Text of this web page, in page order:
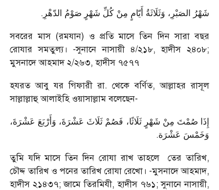
شَهْرُ الصَبْرِ، وَثَلَاثَةُ أَيّامٍ مِنْ كُلِّ شَهْرٍ صَوْمُ الدّهْرِ .
সবরের মাস (রমযান) ও প্রতি মাসে তিন দিন সারা বছর
রোযার সমতুল্য। -সুনানে নাসায়ী ৪/২১৮, হাদীস ২৪০৮;
মুসনাদে আহমাদ ২/২৬৩, হাদীস ৭৫৭৭
হযরত আবু যর গিফারী রা. থেকে বর্ণিত, আল্লাহর রাসূল
সাল্লাল্লাহু আলাইহি ওয়াসাল্লাম বলেছেন-
إِذَا صُمْتَ مِنْ شَهْرٍ ثَلَاثًا، فَصُمْ ثَلَاثَ عَشْرَةَ، وَأَرْبَعَ عَشْرَةَ،
وَخَمْسَ عَشْرَة.
তুমি যদি মাসে তিন দিন রোযা রাখ তাহলে তের তারিখ,
চৌদ্দ তারিখ ও পনের তারিখ রোযা রেখো। -মুসনাদে আহমাদ,
হাদীস ২১৪৩৭; জামে তিরমিযী, হাদীস ৭৬১; সুনানে নাসায়ী,